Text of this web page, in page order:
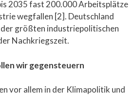
2035 fast 200.000 Arbeitsplätze
wegfallen [2]. Deutschland
größten industriepolitischen
Nachkriegszeit.
wir gegensteuern
vor allem in der Klimapolitik und